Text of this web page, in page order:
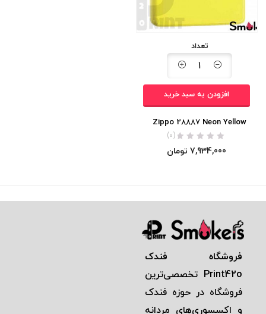
تعداد
افزودن به سبد خرید
Zippo 28887 Neon Yellow
(0)
7,934,000 تومان
فروشگاه فندک
Print42o تخصصی‌ترين
فروشگاه در حوزه فندک
و اكسسوری‌های مردانه